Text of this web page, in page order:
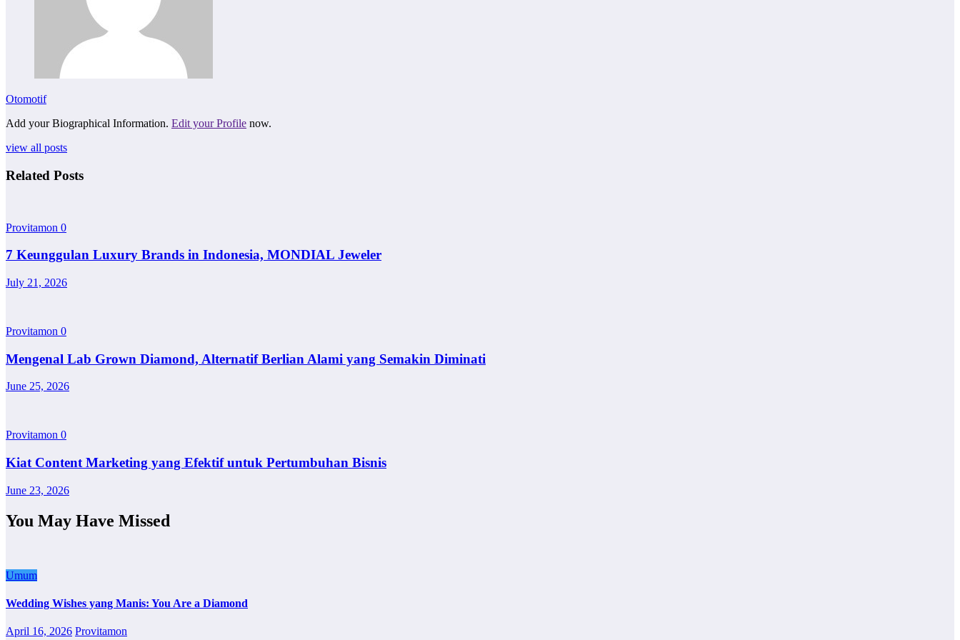
Otomotif
Add your Biographical Information. Edit your Profile now.
view all posts
Related Posts
Provitamon 0
7 Keunggulan Luxury Brands in Indonesia, MONDIAL Jeweler
July 21, 2026
Provitamon 0
Mengenal Lab Grown Diamond, Alternatif Berlian Alami yang Semakin Diminati
June 25, 2026
Provitamon 0
Kiat Content Marketing yang Efektif untuk Pertumbuhan Bisnis
June 23, 2026
You May Have Missed
Umum
Wedding Wishes yang Manis: You Are a Diamond
April 16, 2026 Provitamon